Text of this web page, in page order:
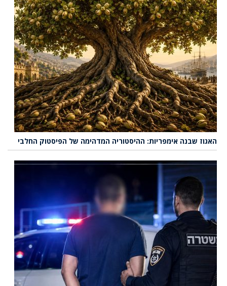
האגוז שבנה אימפריות: ההיסטוריה המדהימה של הפיסטוק החלבי